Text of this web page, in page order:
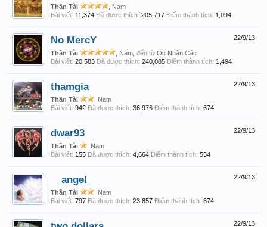
Thần Tài
, Nam
Bài viết: 11,374 Đã được thích: 205,717 Điểm thành tích: 1,094
22/9/13
No MercY
Thần Tài , Nam, đến từ Ốc Nhân Các
Bài viết: 20,583 Đã được thích: 240,085 Điểm thành tích: 1,494
22/9/13
thamgia
Thần Tài
, Nam
Bài viết: 942 Đã được thích: 36,976 Điểm thành tích: 674
22/9/13
dwar93
Thần Tài
, Nam
Bài viết: 155 Đã được thích: 4,664 Điểm thành tích: 554
22/9/13
__angel__
Thần Tài
, Nam
Bài viết: 797 Đã được thích: 23,857 Điểm thành tích: 674
22/9/13